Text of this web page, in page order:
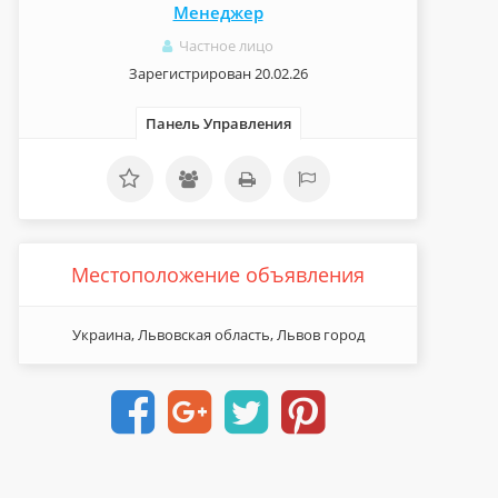
Менеджер
Частное лицо
Зарегистрирован 20.02.26
Панель Управления
Местоположение объявления
Украина, Львовская область, Львов город